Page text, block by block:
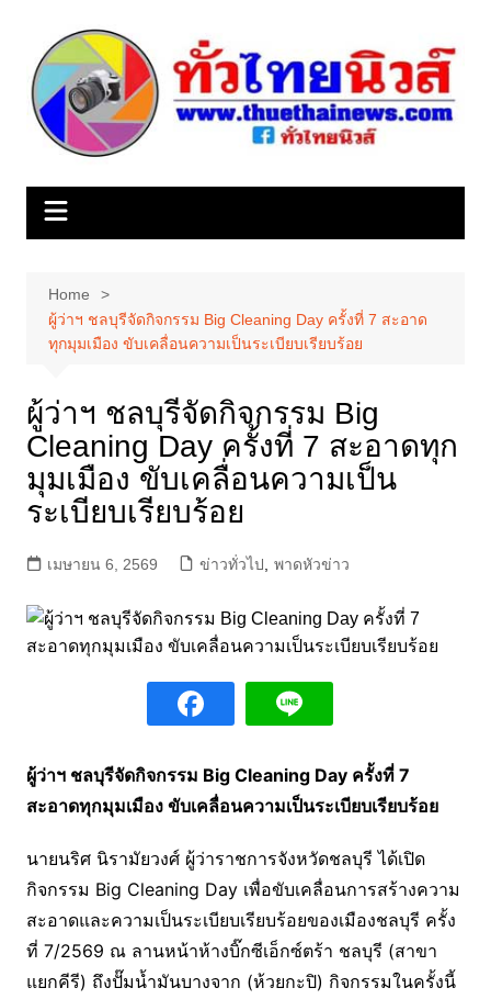
content
Home
ผู้ว่าฯ ชลบุรีจัดกิจกรรม Big Cleaning Day ครั้งที่ 7 สะอาด
ทุกมุมเมือง ขับเคลื่อนความเป็นระเบียบเรียบร้อย
ผู้ว่าฯ ชลบุรีจัดกิจกรรม Big
Cleaning Day ครั้งที่ 7 สะอาดทุก
มุมเมือง ขับเคลื่อนความเป็น
ระเบียบเรียบร้อย
เมษายน 6, 2569 ข่าวทั่วไป พาดหัวข่าว
ผู้ว่าฯ ชลบุรีจัดกิจกรรม Big Cleaning Day ครั้งที่ 7
สะอาดทุกมุมเมือง ขับเคลื่อนความเป็นระเบียบเรียบร้อย
นายนริศ นิรามัยวงศ์ ผู้ว่าราชการจังหวัดชลบุรี ได้เปิด
กิจกรรม Big Cleaning Day เพื่อขับเคลื่อนการสร้างความ
สะอาดและความเป็นระเบียบเรียบร้อยของเมืองชลบุรี ครั้ง
ที่ 7/2569 ณ ลานหน้าห้างบิ๊กซีเอ็กซ์ตร้า ชลบุรี (สาขา
แยกคีรี) ถึงปั๊มน้ำมันบางจาก (ห้วยกะปิ) กิจกรรมในครั้งนี้